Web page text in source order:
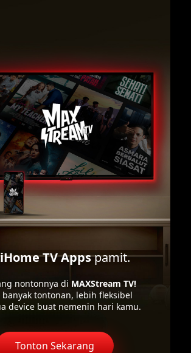
TV Appspamit.
nontonnya di MAXStream TV!
banyak tontonan, lebih fleksibel
device buat nemenin hari kamu.
Tonton Sekarang